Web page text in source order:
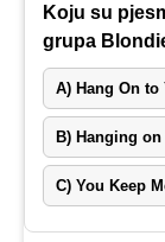
Koju su
grupa
A) Hang On to
B) Hanging
C) You Keep